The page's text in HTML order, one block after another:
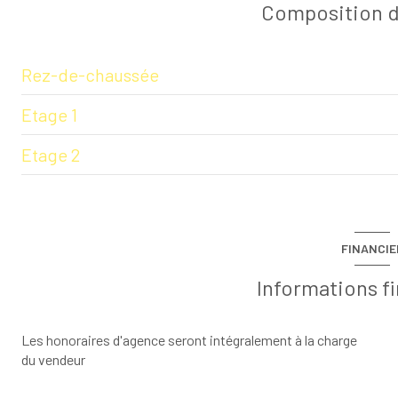
Composition
Rez-de-chaussée
salon/sejour
cuisine
Etage 1
chambre
chambre
chambre
Etage 2
Informations
Les honoraires d'agence seront intégralement à la charge
du vendeur